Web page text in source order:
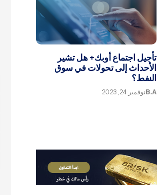
تأجيل اجتماع أوبك+ هل تشير
الأحداث إلى تحولات في سوق
النفط؟
B.Aنوفمبر 24, 2023